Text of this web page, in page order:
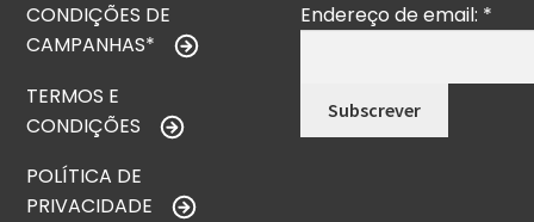
CONDIÇÕES DE
CAMPANHAS*
TERMOS E
CONDIÇÕES
POLÍTICA DE
PRIVACIDADE
Endereço de email: *